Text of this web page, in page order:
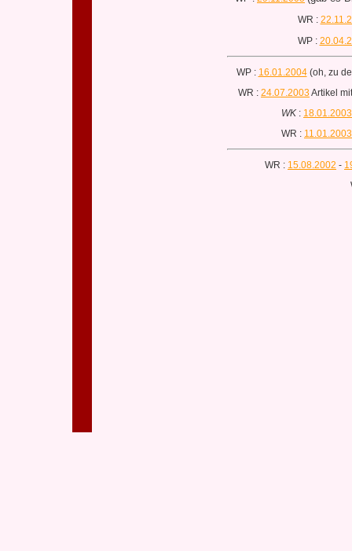
WR :
WP :
WP : 16.01.2004(oh, zu
WR : 24.07.2003Artikel
WK : 18.01.2003
WR : 11.01.2003
WR : 15.08.2002 -